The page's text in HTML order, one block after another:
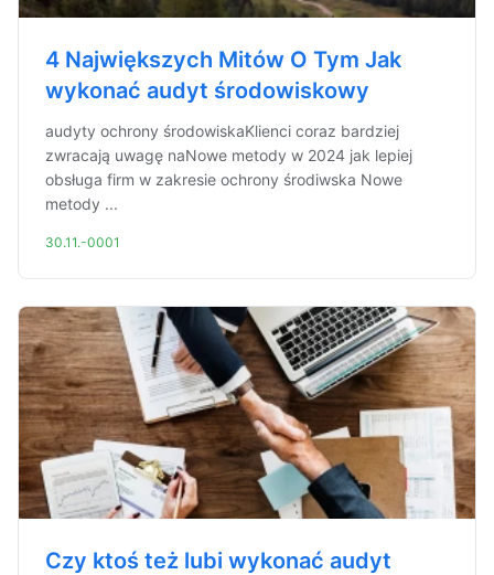
4 Największych Mitów O Tym Jak
wykonać audyt środowiskowy
audyty ochrony środowiskaKlienci coraz bardziej
zwracają uwagę naNowe metody w 2024 jak lepiej
obsługa firm w zakresie ochrony środiwska Nowe
metody ...
30.11.-0001
Czy ktoś też lubi wykonać audyt